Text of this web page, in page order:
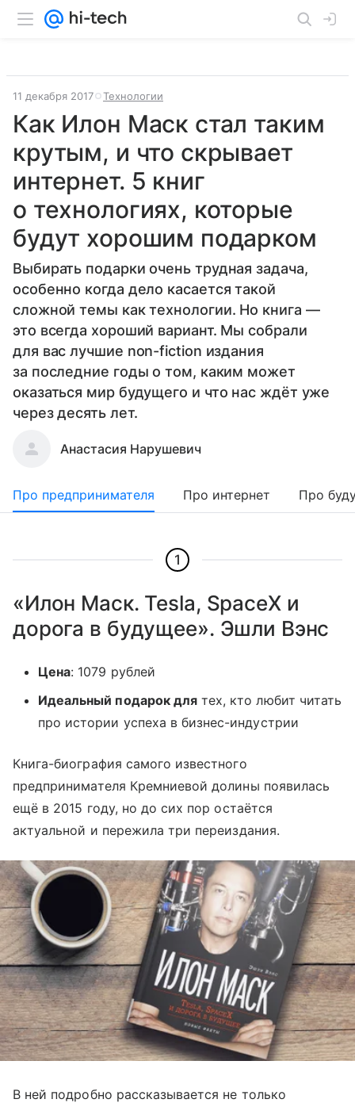
11 декабря 2017 Технологии
Как Илон Маск стал таким
крутым, и что скрывает
интернет. 5 книг
о технологиях, которые
будут хорошим подарком
Выбирать подарки очень трудная задача,
особенно когда дело касается такой
сложной темы как технологии. Но книга —
это всегда хороший вариант. Мы собрали
для вас лучшие non-fiction издания
за последние годы о том, каким может
оказаться мир будущего и что нас ждёт уже
через десять лет.
Анастасия Нарушевич
Про предпринимателя Про интернет Про
1
«Илон Маск. Tesla, SpaceX и
дорога в будущее». Эшли Вэнс
Цена: 1079 рублей
Идеальный подарок для тех, кто любит читать
про истории успеха в бизнес-индустрии
Книга-биография самого известного
предпринимателя Кремниевой долины появилась
ещё в 2015 году, но до сих пор остаётся
актуальной и пережила три переиздания.
В ней подробно рассказывается не только